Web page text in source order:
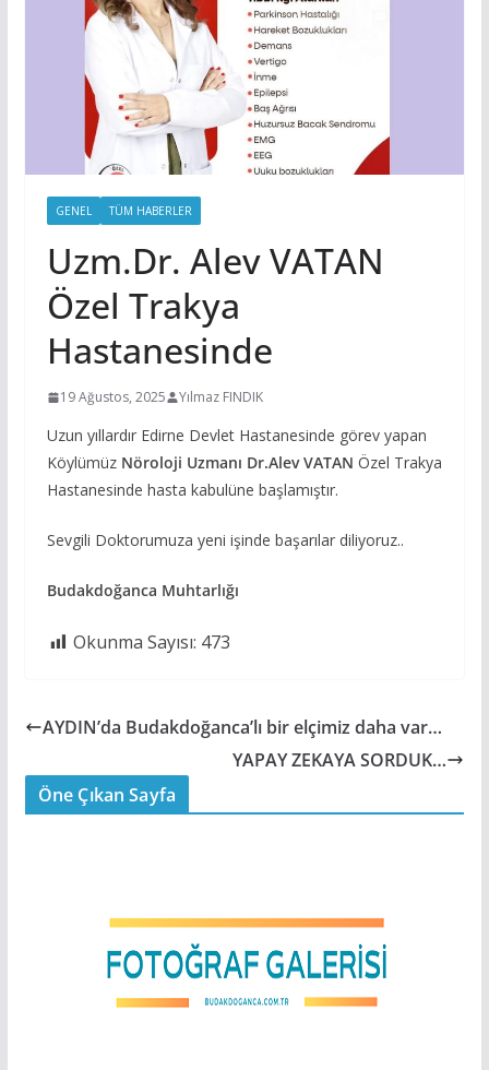
GENEL TÜM HABERLER
Uzm.Dr. Alev VATAN
Özel Trakya
Hastanesinde
19 Ağustos, 2025 Yılmaz FINDIK
Uzun yıllardır Edirne Devlet Hastanesinde görev yapan
Köylümüz Nöroloji Uzmanı Dr.Alev VATAN Özel Trakya
Hastanesinde hasta kabulüne başlamıştır.
Sevgili Doktorumuza yeni işinde başarılar diliyoruz..
Budakdoğanca Muhtarlığı
Okunma Sayısı: 473
AYDIN’da Budakdoğanca’lı bir elçimiz daha var…
YAPAY ZEKAYA SORDUK…
Öne Çıkan Sayfa